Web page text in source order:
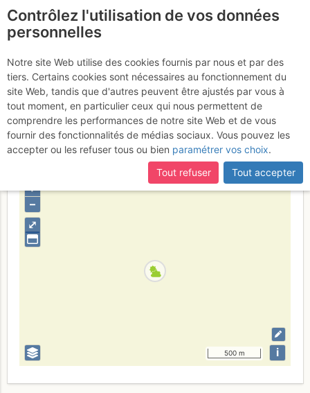
Les Sommêtres : Arête
des Sommêtres
Dimanche 11
décembre 2016
Canton du Jura
⤢
+
–
500 m i
Contrôlez l'utilisation de vos données
personnelles
Notre site Web utilise des cookies fournis par nous et par des
tiers. Certains cookies sont nécessaires au fonctionnement du
site Web, tandis que d'autres peuvent être ajustés par vous à
tout moment, en particulier ceux qui nous permettent de
comprendre les performances de notre site Web et de vous
fournir des fonctionnalités de médias sociaux. Vous pouvez les
accepter ou les refuser tous ou bien paramétrer vos choix.
Tout refuser
Tout accepter